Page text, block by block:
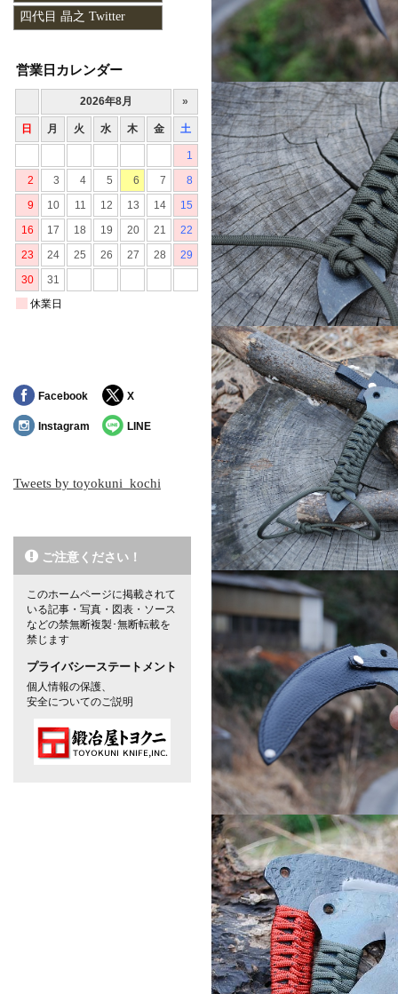
四代目 晶之 Twitter
営業日カレンダー
Facebook X
Instagram LINE
Tweets by toyokuni_kochi
ご注意ください！
このホームページに掲載されて
いる記事・写真・図表・ソース
などの禁無断複製･無断転載を
禁じます
プライバシーステートメント
個人情報の保護、
安全についてのご説明